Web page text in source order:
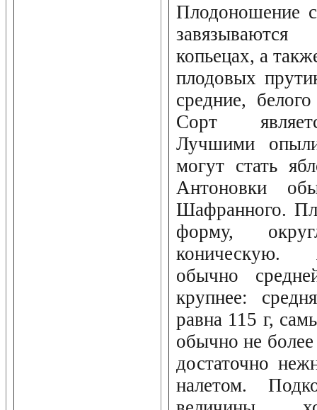
Плодоношение
копьецах, а
плодовых
средние,
Сорт
Лучшими
могут стать
Антоновки
Шафранного.
форму,
коническую.
обычно
крупнее:
равна 115 г,
обычно не
достаточно
налетом.